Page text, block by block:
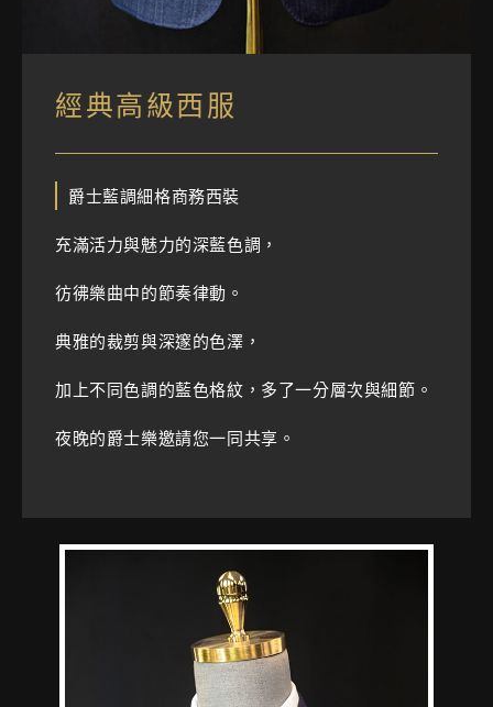
經典高級西服
爵士藍調細格商務西裝
充滿活力與魅力的深藍色調，
彷彿樂曲中的節奏律動。
典雅的裁剪與深邃的色澤，
加上不同色調的藍色格紋， 多了一分層次與細節。
夜晚的爵士樂邀請您一同共享。